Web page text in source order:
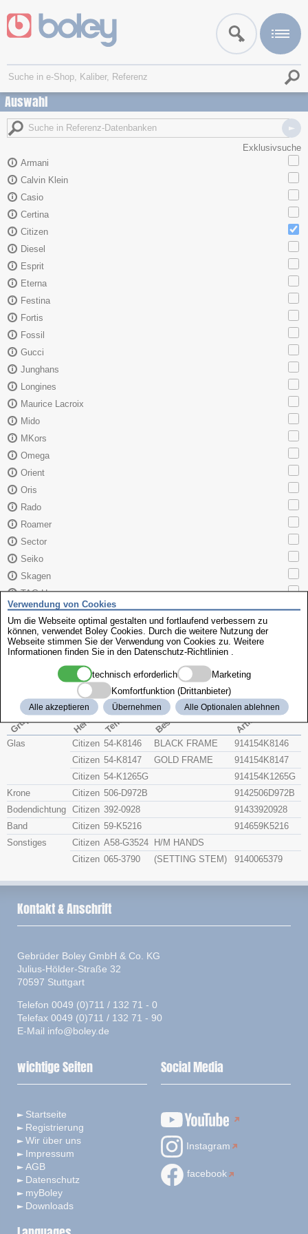
Auswahl
Exklusivsuche
Armani
Calvin Klein
Casio
Certina
Citizen
Diesel
Esprit
Eterna
Festina
Fortis
Fossil
Gucci
Junghans
Longines
Maurice Lacroix
Mido
MKors
Omega
Orient
Oris
Rado
Roamer
Sector
Seiko
Skagen
TAG Heuer
Tissot
Zenith
Citizen 4-K04565
Gruppe HerstellerTeile-Nr. Beschreibung Artikel-Nr.
Glas Citizen 54-K8146 BLACK FRAME
914154K8146
Citizen 54-K8147 GOLD FRAME
914154K8147
Citizen 54-K1265G
914154K1265G
Krone
Citizen 506-D972B
9142506D972B
Bodendichtung Citizen 392-0928
91433920928
Band
Citizen 59-K5216
914659K5216
Sonstiges
Citizen A58-G3524
H/M HANDS
Citizen 065-3790 (SETTING STEM) 9140065379
Verwendung von Cookies
Um die Webseite optimal gestalten und fortlaufend verbessern zu
können, verwendet Boley Cookies. Durch die weitere Nutzung der
Webseite stimmen Sie der Verwendung von Cookies zu. Weitere
Informationen finden Sie in den Datenschutz-Richtlinien
technisch erforderlich
Marketing
Komfortfunktion (Drittanbieter)
Alle akzeptieren Übernehmen Alle Optionalen ablehnen
Kontakt & Anschrift
Gebrüder Boley GmbH & Co. KG
Julius-Hölder-Straße 32
70597 Stuttgart
Telefon 0049 (0)711 / 132 71 - 0
Telefax 0049 (0)711 / 132 71 - 90
E-Mail info@boley.de
wichtige Seiten
Startseite
Registrierung
Wir über uns
Impressum
AGB
Datenschutz
myBoley
Downloads
Social Media
Instagram
facebook